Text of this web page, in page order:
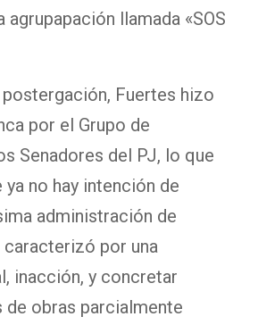
llamada «SOS
Fuertes hizo
por el Grupo de
Senadores del PJ, lo que
no hay intención de
administración de
por una
inacción, y concretar
de obras parcialmente